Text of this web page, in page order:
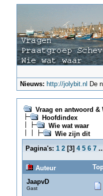
Nieuws: http://jolybit.nl De
Vraag en antwoord &
Hoofdindex
Wie wat waar
Wie zijn dit
Pagina's: 1 2[3] 4 5 6 7
Auteur
JaapvD
Gast